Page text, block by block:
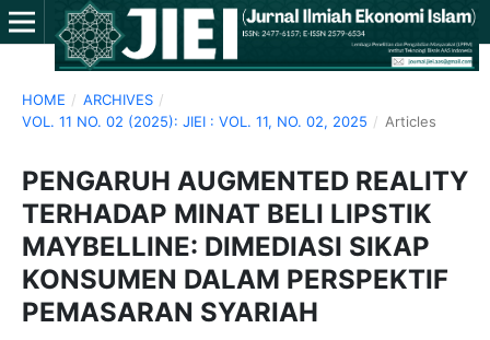
HOME / ARCHIVES /
VOL. 11 NO. 02 (2025): JIEI : VOL. 11, NO. 02, 2025 / Articles
PENGARUH AUGMENTED REALITY
TERHADAP MINAT BELI LIPSTIK
MAYBELLINE: DIMEDIASI SIKAP
KONSUMEN DALAM PERSPEKTIF
PEMASARAN SYARIAH